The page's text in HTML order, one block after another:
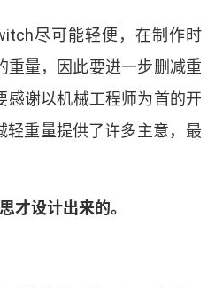
尽可能轻便 ， 在制作时
重量， 因此要进一步删减重
感谢以机械工程师为首的开
轻重量提供了许多主意， 最
才设计出来的。